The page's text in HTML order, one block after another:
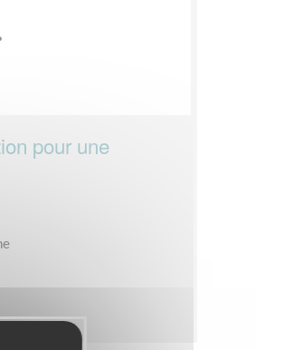
pour une